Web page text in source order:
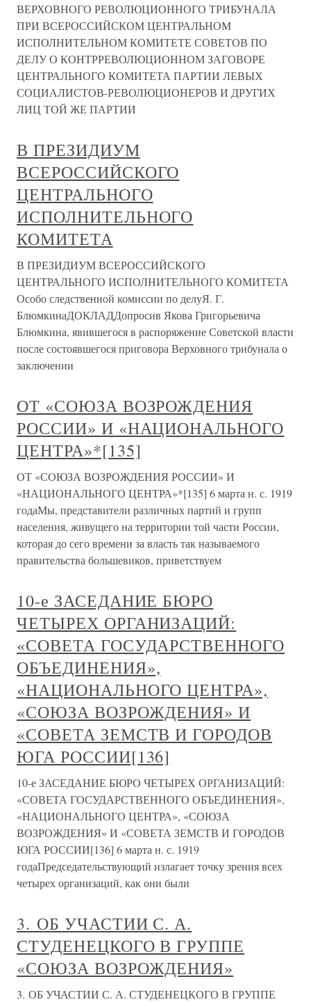
ВЕРХОВНОГО РЕВОЛЮЦИОННОГО ТРИБУНАЛА
ПРИ ВСЕРОССИЙСКОМ ЦЕНТРАЛЬНОМ
ИСПОЛНИТЕЛЬНОМ КОМИТЕТЕ СОВЕТОВ ПО
ДЕЛУ О КОНТРРЕВОЛЮЦИОННОМ ЗАГОВОРЕ
ЦЕНТРАЛЬНОГО КОМИТЕТА ПАРТИИ ЛЕВЫХ
СОЦИАЛИСТОВ-РЕВОЛЮЦИОНЕРОВ И ДРУГИХ
ЛИЦ ТОЙ ЖЕ ПАРТИИ
В ПРЕЗИДИУМ
ВСЕРОССИЙСКОГО
ЦЕНТРАЛЬНОГО
ИСПОЛНИТЕЛЬНОГО
КОМИТЕТА
В ПРЕЗИДИУМ ВСЕРОССИЙСКОГО
ЦЕНТРАЛЬНОГО ИСПОЛНИТЕЛЬНОГО КОМИТЕТА
Особо следственной комиссии по делуЯ. Г.
БлюмкинаДОКЛАДДопросив Якова Григорьевича
Блюмкина, явившегося в распоряжение Советской власти
после состоявшегося приговора Верховного трибунала о
заключении
ОТ «СОЮЗА ВОЗРОЖДЕНИЯ
РОССИИ» И «НАЦИОНАЛЬНОГО
ЦЕНТРА»*[135]
ОТ «СОЮЗА ВОЗРОЖДЕНИЯ РОССИИ» И
«НАЦИОНАЛЬНОГО ЦЕНТРА»*[135] 6 марта н. с. 1919
годаМы, представители различных партий и групп
населения, живущего на территории той части России,
которая до сего времени за власть так называемого
правительства большевиков, приветствуем
10-е ЗАСЕДАНИЕ БЮРО
ЧЕТЫРЕХ ОРГАНИЗАЦИЙ:
«СОВЕТА ГОСУДАРСТВЕННОГО
ОБЪЕДИНЕНИЯ»,
«НАЦИОНАЛЬНОГО ЦЕНТРА»,
«СОЮЗА ВОЗРОЖДЕНИЯ» И
«СОВЕТА ЗЕМСТВ И ГОРОДОВ
ЮГА РОССИИ[136]
10-е ЗАСЕДАНИЕ БЮРО ЧЕТЫРЕХ ОРГАНИЗАЦИЙ:
«СОВЕТА ГОСУДАРСТВЕННОГО ОБЪЕДИНЕНИЯ»,
«НАЦИОНАЛЬНОГО ЦЕНТРА», «СОЮЗА
ВОЗРОЖДЕНИЯ» И «СОВЕТА ЗЕМСТВ И ГОРОДОВ
ЮГА РОССИИ[136] 6 марта н. с. 1919
годаПредседательствующий излагает точку зрения всех
четырех организаций, как они были
3. ОБ УЧАСТИИ С. А.
СТУДЕНЕЦКОГО В ГРУППЕ
«СОЮЗА ВОЗРОЖДЕНИЯ»
3. ОБ УЧАСТИИ С. А. СТУДЕНЕЦКОГО В ГРУППЕ